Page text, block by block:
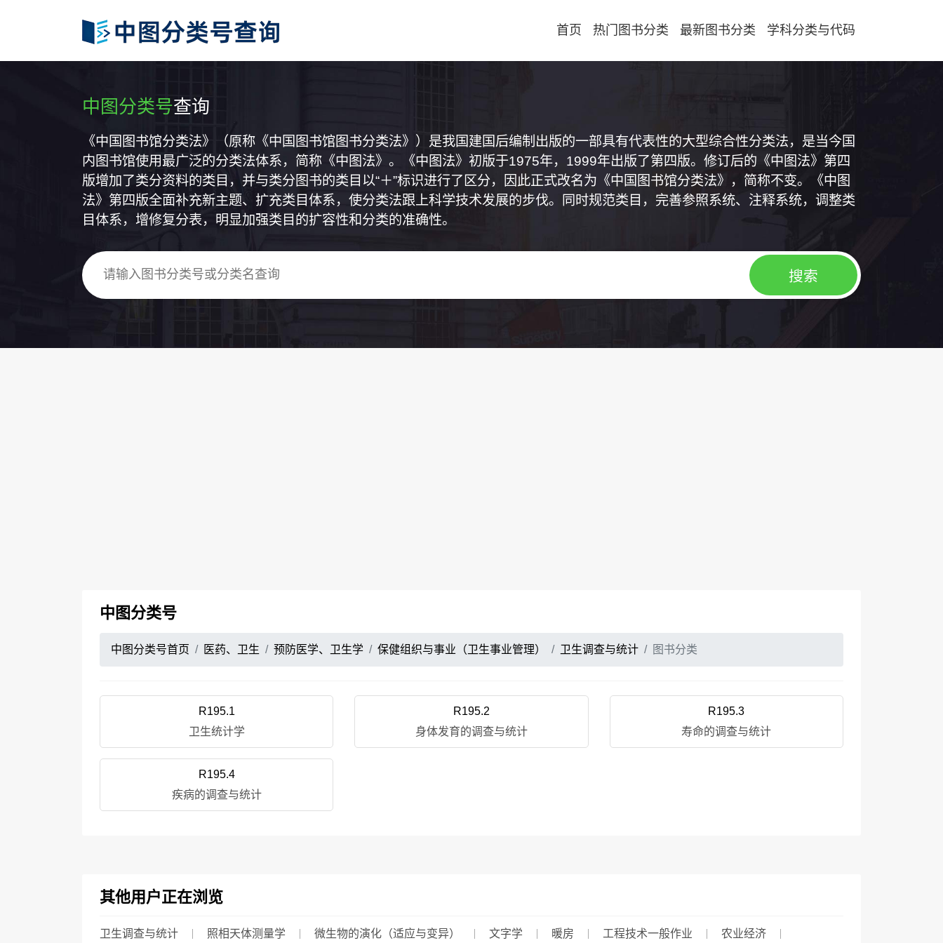
首页 热门图书分类 最新图书分类 学科分类与代码
中图分类号查询
《中国图书馆分类法》（原称《中国图书馆图书分类法》）是我国建国后编制出版的一部具有代表性的大型综合性分类法，是当今国
内图书馆使用最广泛的分类法体系，简称《中图法》。《中图法》初版于1975年，1999年出版了第四版。修订后的《中图法》第四
版增加了类分资料的类目，并与类分图书的类目以“＋”标识进行了区分，因此正式改名为《中国图书馆分类法》，简称不变。《中图
法》第四版全面补充新主题、扩充类目体系，使分类法跟上科学技术发展的步伐。同时规范类目，完善参照系统、注释系统，调整类
目体系，增修复分表，明显加强类目的扩容性和分类的准确性。
中图分类号
中图分类号首页 医药、卫生 预防医学、卫生学 保健组织与事业（卫生事业管理） 卫生调查与统计 图书分类
R195.1
卫生统计学
R195.2
身体发育的调查与统计
R195.3
寿命的调查与统计
R195.4
疾病的调查与统计
其他用户正在浏览
卫生调查与统计 照相天体测量学 微生物的演化（适应与变异） 文字学 暖房 工程技术一般作业 农业经济